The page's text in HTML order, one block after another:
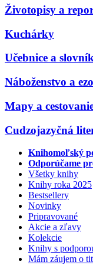
Životopisy a
Kuchárky
Učebnice a
Náboženstvo a
Mapy a
Cudzojazyčná
Knihomoľský
Odporúčame
Všetky knihy
Knihy roka 2025
Bestsellery
Novinky
Pripravované
Akcie a zľavy
Kolekcie
Knihy s
Mám záujem o